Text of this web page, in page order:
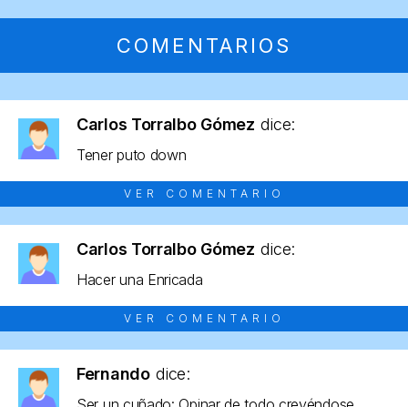
COMENTARIOS
Carlos Torralbo Gómez dice:
Tener puto down
VER COMENTARIO
Carlos Torralbo Gómez dice:
Hacer una Enricada
VER COMENTARIO
Fernando dice: